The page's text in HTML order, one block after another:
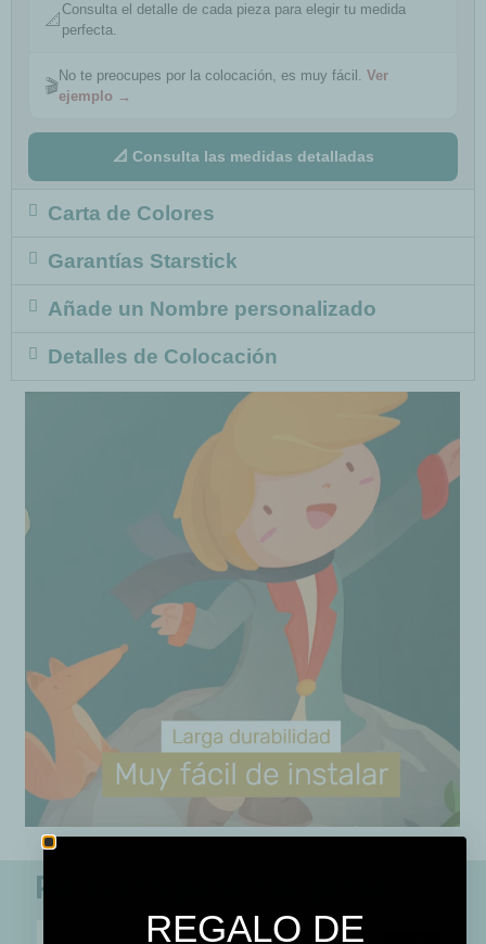
📐
Consulta el detalle de cada pieza para elegir tu medida
perfecta.
🎬
No te preocupes por la colocación, es muy fácil. Ver
ejemplo →
📐 Consulta las medidas detalladas
Carta de Colores
Garantías Starstick
Añade un Nombre personalizado
Detalles de Colocación
Perfecto para conjuntar
REGALO DE